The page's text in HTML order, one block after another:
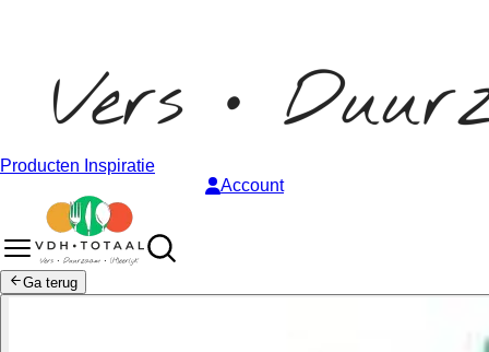
Producten Inspiratie
Account
Ga terug